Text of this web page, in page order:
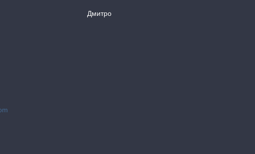
Дмитро